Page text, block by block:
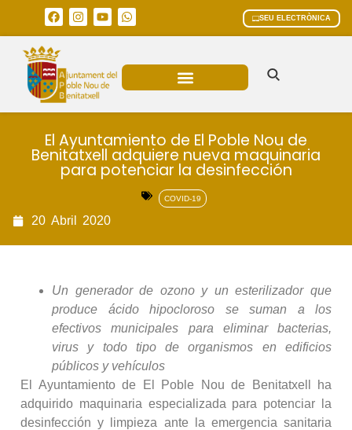
SEU ELECTRÒNICA
El Ayuntamiento de El Poble Nou de
Benitatxell adquiere nueva maquinaria
para potenciar la desinfección
COVID-19
20 Abril 2020
Un generador de ozono y un esterilizador que
produce ácido hipocloroso se suman a los
efectivos municipales para eliminar bacterias,
virus y todo tipo de organismos en edificios
públicos y vehículos
El Ayuntamiento de El Poble Nou de Benitatxell ha
adquirido maquinaria especializada para potenciar la
desinfección y limpieza ante la emergencia sanitaria